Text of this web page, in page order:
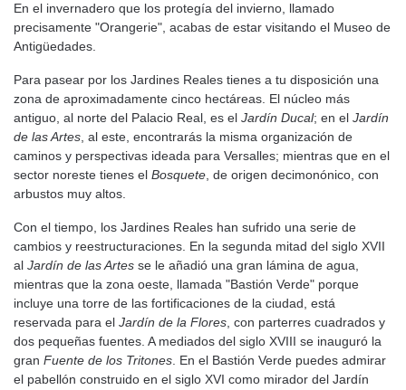
En el invernadero que los protegía del invierno, llamado
precisamente "Orangerie", acabas de estar visitando el Museo de
Antigüedades.
Para pasear por los Jardines Reales tienes a tu disposición una
zona de aproximadamente cinco hectáreas. El núcleo más
antiguo, al norte del Palacio Real, es el Jardín Ducal; en el Jardín
de las Artes , al este, encontrarás la misma organización de
caminos y perspectivas ideada para Versalles; mientras que en el
sector noreste tienes el Bosquete , de origen decimonónico, con
arbustos muy altos.
Con el tiempo, los Jardines Reales han sufrido una serie de
cambios y reestructuraciones. En la segunda mitad del siglo XVII
al Jardín de las Artes se le añadió una gran lámina de agua,
mientras que la zona oeste, llamada "Bastión Verde" porque
incluye una torre de las fortificaciones de la ciudad, está
reservada para el Jardín de la Flores , con parterres cuadrados y
dos pequeñas fuentes. A mediados del siglo XVIII se inauguró la
gran Fuente de los Tritones . En el Bastión Verde puedes admirar
el pabellón construido en el siglo XVI como mirador del Jardín